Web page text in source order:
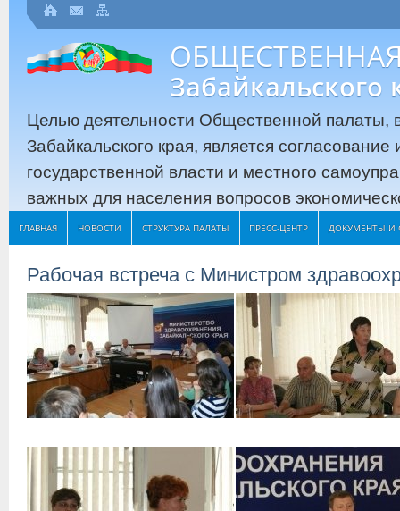
Забайкальского
Целью деятельности Общественной палаты,
Забайкальского края, является
государственной власти и местного
важных для населения вопросов
ГЛАВНАЯ НОВОСТИ СТРУКТУРА ПАЛАТЫ ПРЕСС-ЦЕНТР ДОКУМЕНТЫ И
Рабочая встреча с Министром